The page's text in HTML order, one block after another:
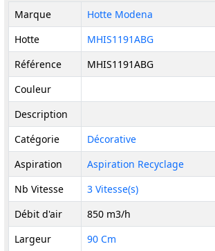
Marque
Hotte Modena
Hotte
MHIS1191ABG
Référence
MHIS1191ABG
Couleur
Description
Catégorie
Décorative
Aspiration
Aspiration Recyclage
Nb Vitesse
3 Vitesse(s)
Débit d'air
850 m3/h
Largeur
90 Cm